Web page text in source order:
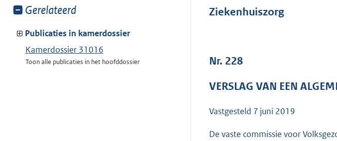
Toon
van:
Gerelateerd
Publicaties in kamerdossier
Kamerdossier 31016
Toon alle publicaties in het hoofddossier
Ziekenhuiszorg
Nr. 228
VERSLAG VAN EEN
Vastgesteld 7 juni 2019
De vaste commissie voor